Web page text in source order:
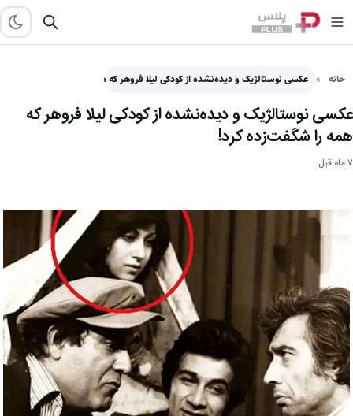
خانه عکسی نوستالژیک و دیده‌نشده از کودکی لیلا فروهر که همه را شگفت‌زده کرد! -
عکسی نوستالژیک و دیده‌نشده از کودکی لیلا فروهر که
همه را شگفت‌زده کرد!
۷ ماه قبل